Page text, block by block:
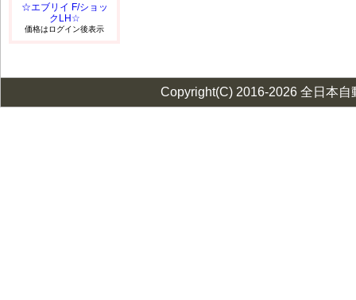
☆エブリイ F/ショッ
クLH☆
価格はログイン後表示
Copyright(C) 2016-2026 全日本